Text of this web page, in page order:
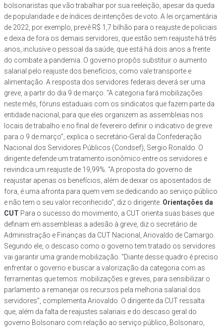
bolsonaristas que vão trabalhar por sua reeleição, apesar da queda
de popularidade e de índices de intenções de voto. A lei orçamentária
de 2022, por exemplo, prevê R$ 1,7 bilhão para o reajuste de policiais
e deixa de fora os demais servidores, que estão sem reajuste há três
anos, inclusive o pessoal da saúde, que está há dois anos a frente
do combate a pandemia. O governo propôs substituir o aumento
salarial pelo reajuste dos benefícios, como vale transporte e
alimentação. A resposta dos servidores federais deverá ser uma
greve, a partir do dia 9 de março. “A categoria fará mobilizações
neste mês, fóruns estaduais com os sindicatos que fazem parte da
entidade nacional, para que eles organizem as assembleias nos
locais de trabalho e no final de fevereiro definir o indicativo de greve
para o 9 de março”, explica o secretário-Geral da Confederação
Nacional dos Servidores Públicos (Condsef), Sergio Ronaldo. O
dirigente defende um tratamento isonômico entre os servidores e
reivindica um reajuste de 19,99%. “A proposta do governo de
reajustar apenas os benefícios, além de deixar os aposentados de
fora, é uma afronta para quem vem se dedicando ao serviço público
e não tem o seu valor reconhecido”, diz o dirigente. Orientações da
CUT Para o sucesso do movimento, a CUT orienta suas bases que
definam em assembleias a adesão à greve, diz o secretário de
Administração e Finanças da CUT Nacional, Ariovaldo de Camargo.
Segundo ele, o descaso como o governo tem tratado os servidores
vai garantir uma grande mobilização. “Diante desse quadro é preciso
enfrentar o governo e buscar a valorização da categoria com as
ferramentas que temos: mobilizações e greves, para sensibilizar o
parlamento a remanejar os recursos pela melhoria salarial dos
servidores”, complementa Ariovaldo. O dirigente da CUT ressalta
que, além da falta de reajustes salariais e do descaso geral do
governo Bolsonaro com relação ao serviço público, Bolsonaro,